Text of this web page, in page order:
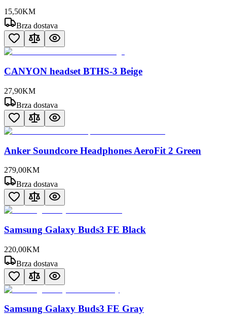
15,50KM
Brza dostava
CANYON headset BTHS-3 Beige
27,90KM
Brza dostava
Anker Soundcore Headphones AeroFit 2 Green
279,00KM
Brza dostava
Samsung Galaxy Buds3 FE Black
220,00KM
Brza dostava
Samsung Galaxy Buds3 FE Gray